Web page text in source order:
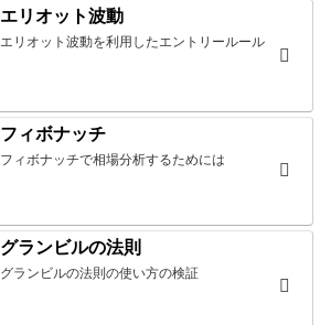
エリオット波動
エリオット波動を利用したエントリールール
フィボナッチ
フィボナッチで相場分析するためには
グランビルの法則
グランビルの法則の使い方の検証